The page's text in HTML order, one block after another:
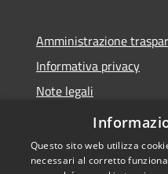
Amministrazione
Informativa privacy
Note legali
Dichiarazione di
Questo sito web utilizza
necessari al corretto